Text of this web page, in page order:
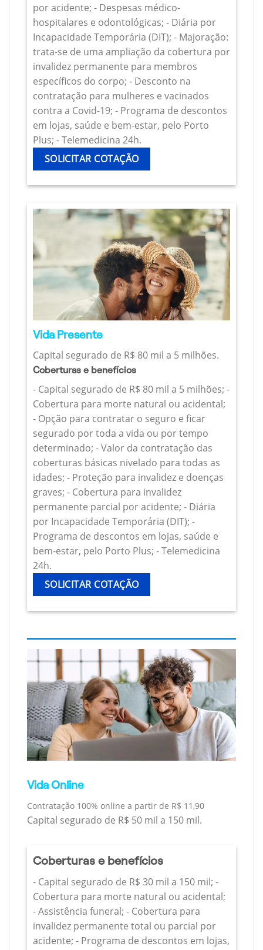
por acidente; - Despesas médico-
hospitalares e odontológicas; - Diária por
Incapacidade Temporária (DIT); - Majoração:
trata-se de uma ampliação da cobertura por
invalidez permanente para membros
específicos do corpo; - Desconto na
contratação para mulheres e vacinados
contra a Covid-19; - Programa de descontos
em lojas, saúde e bem-estar, pelo Porto
Plus; - Telemedicina 24h.
SOLICITAR COTAÇÃO
Vida Presente
Capital segurado de R$ 80 mil a 5 milhões.
Coberturas e benefícios
- Capital segurado de R$ 80 mil a 5 milhões; -
Cobertura para morte natural ou acidental;
- Opção para contratar o seguro e ficar
segurado por toda a vida ou por tempo
determinado; - Valor da contratação das
coberturas básicas nivelado para todas as
idades; - Proteção para invalidez e doenças
graves; - Cobertura para invalidez
permanente parcial por acidente; - Diária
por Incapacidade Temporária (DIT); -
Programa de descontos em lojas, saúde e
bem-estar, pelo Porto Plus; - Telemedicina
24h.
SOLICITAR COTAÇÃO
Vida Online
Contratação 100% online a partir de R$ 11,90
Capital segurado de R$ 50 mil a 150 mil.
Coberturas e benefícios
- Capital segurado de R$ 30 mil a 150 mil; -
Cobertura para morte natural ou acidental;
- Assistência funeral; - Cobertura para
invalidez permanente total ou parcial por
acidente; - Programa de descontos em lojas,